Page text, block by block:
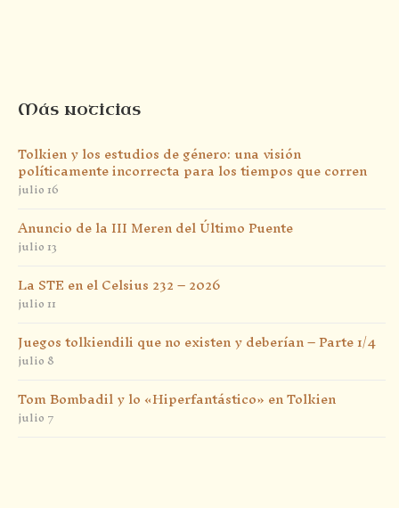
Más noticias
Tolkien y los estudios de género: una visión
políticamente incorrecta para los tiempos que corren
julio 16
Anuncio de la III Meren del Último Puente
julio 13
La STE en el Celsius 232 – 2026
julio 11
Juegos tolkiendili que no existen y deberían – Parte 1/4
julio 8
Tom Bombadil y lo «Hiperfantástico» en Tolkien
julio 7